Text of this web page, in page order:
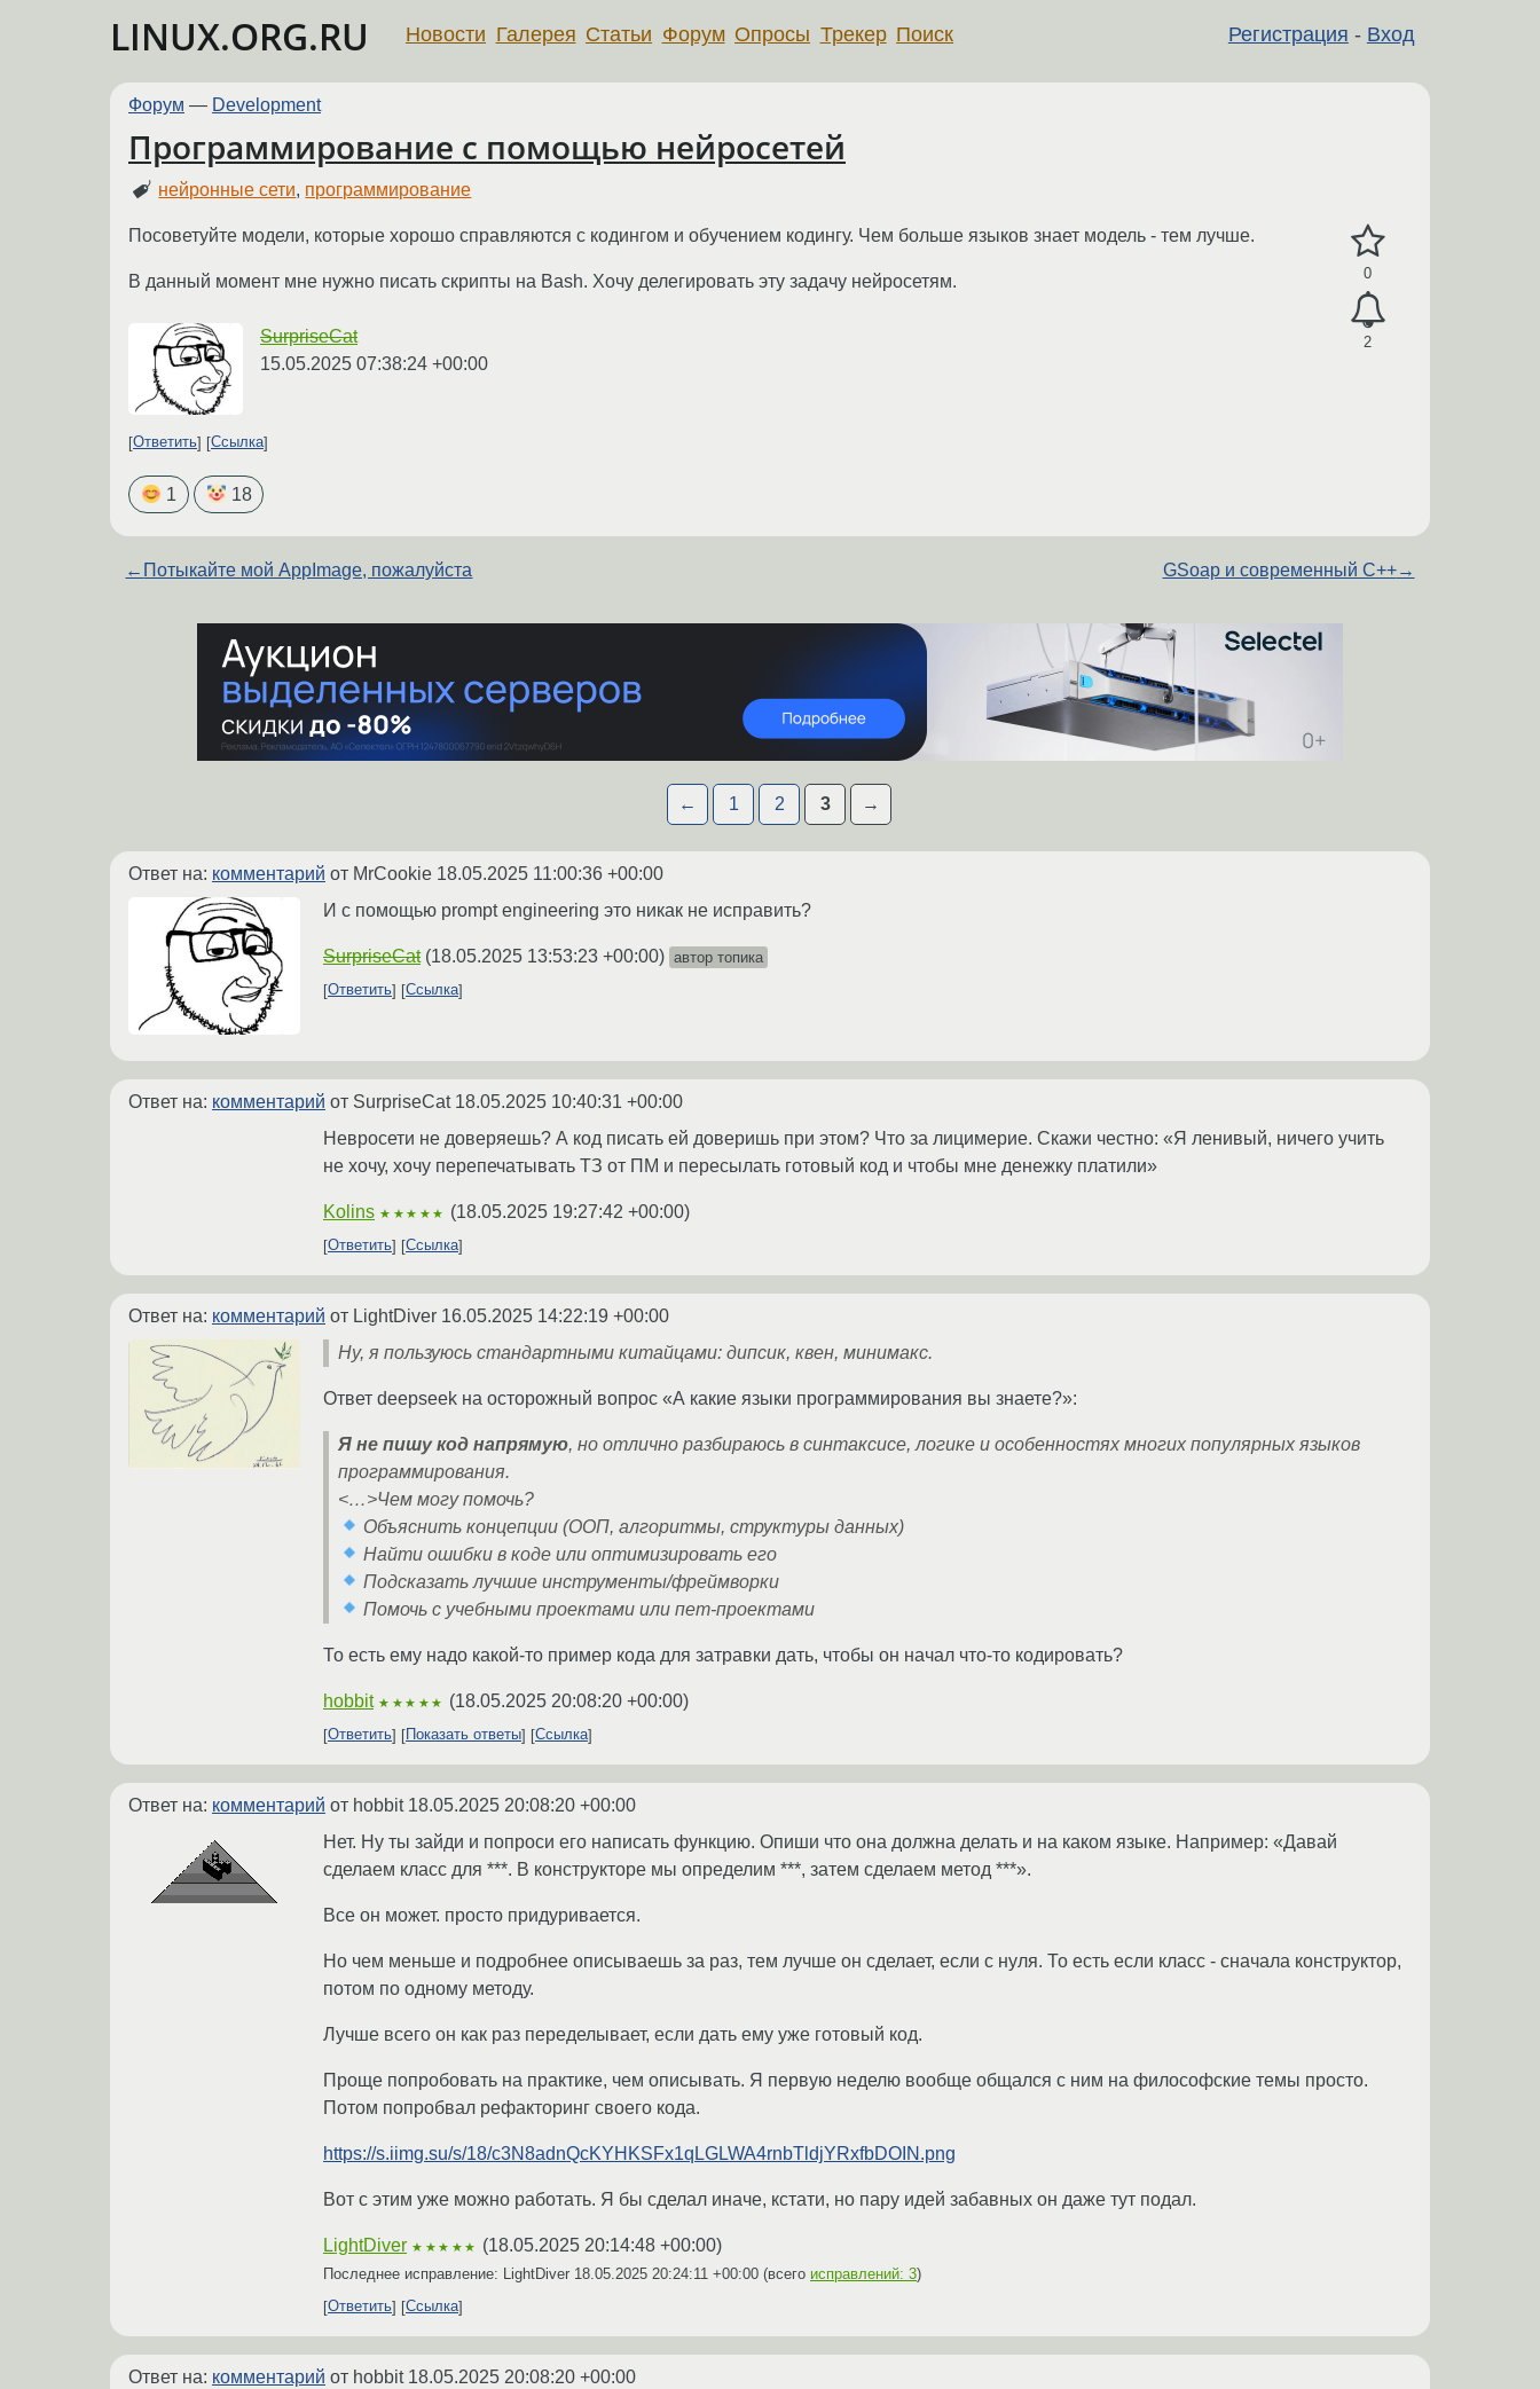
LINUX.ORG.RU Регистрация - Вход
Новости Галерея Статьи Форум Опросы Трекер Поиск
Форум — Development
Программирование с помощью нейросетей
нейронные сети, программирование
0
2
Посоветуйте модели, которые хорошо справляются с кодингом и обучением кодингу. Чем больше языков знает модель - тем лучше.
В данный момент мне нужно писать скрипты на Bash. Хочу делегировать эту задачу нейросетям.
SurpriseCat
15.05.2025 07:38:24 +00:00
Ответить Ссылка
1 18
← Потыкайте мой AppImage, пожалуйста GSoap и современный C++→
← 1 2 3 →
Ответ на: комментарий от MrCookie 18.05.2025 11:00:36 +00:00
И с помощью prompt engineering это никак не исправить?
SurpriseCat (18.05.2025 13:53:23 +00:00) автор топика
Ответить
Ссылка
Ответ на: комментарий от SurpriseCat 18.05.2025 10:40:31 +00:00
Невросети не доверяешь? А код писать ей доверишь при этом? Что за лицимерие. Скажи честно: «Я ленивый, ничего учить
не хочу, хочу перепечатывать ТЗ от ПМ и пересылать готовый код и чтобы мне денежку платили»
Kolins ★★★★★ (18.05.2025 19:27:42 +00:00)
Ответить Ссылка
Ответ на: комментарий от LightDiver 16.05.2025 14:22:19 +00:00
Ну, я пользуюсь стандартными китайцами: дипсик, квен, минимакс.
Ответ deepseek на осторожный вопрос «А какие языки программирования вы знаете?»:
Я не пишу код напрямую, но отлично разбираюсь в синтаксисе, логике и особенностях многих популярных языков
программирования.
<…>Чем могу помочь?
Объяснить концепции (ООП, алгоритмы, структуры данных)
Найти ошибки в коде или оптимизировать его
Подсказать лучшие инструменты/фреймворки
Помочь с учебными проектами или пет-проектами
То есть ему надо какой-то пример кода для затравки дать, чтобы он начал что-то кодировать?
hobbit ★★★★★ (18.05.2025 20:08:20 +00:00)
Ответить Показать ответы Ссылка
Ответ на: комментарий от hobbit 18.05.2025 20:08:20 +00:00
Нет. Ну ты зайди и попроси его написать функцию. Опиши что она должна делать и на каком языке. Например: «Давай
сделаем класс для ***. В конструкторе мы определим ***, затем сделаем метод ***».
Все он может. просто придуривается.
Но чем меньше и подробнее описываешь за раз, тем лучше он сделает, если с нуля. То есть если класс - сначала конструктор,
потом по одному методу.
Лучше всего он как раз переделывает, если дать ему уже готовый код.
Проще попробовать на практике, чем описывать. Я первую неделю вообще общался с ним на философские темы просто.
Потом попробвал рефакторинг своего кода.
https://s.iimg.su/s/18/c3N8adnQcKYHKSFx1qLGLWA4rnbTldjYRxfbDOIN.png
Вот с этим уже можно работать. Я бы сделал иначе, кстати, но пару идей забавных он даже тут подал.
LightDiver ★★★★★ (18.05.2025 20:14:48 +00:00)
Последнее исправление: LightDiver 18.05.2025 20:24:11 +00:00 (всего исправлений: 3)
Ответить
Ссылка
Ответ на: комментарий от hobbit 18.05.2025 20:08:20 +00:00